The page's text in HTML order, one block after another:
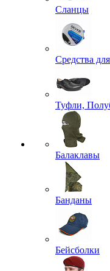
Сланцы
Средства
Туфли,
Балаклавы
Банданы
Бейсболки